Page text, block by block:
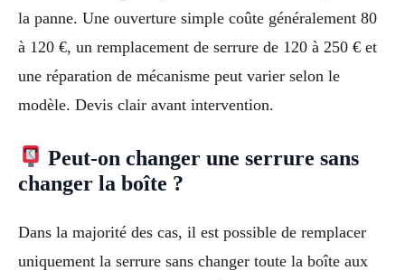
la panne. Une ouverture simple coûte généralement 80
à 120 €, un remplacement de serrure de 120 à 250 € et
une réparation de mécanisme peut varier selon le
modèle. Devis clair avant intervention.
Peut-on changer une serrure sans
changer la boîte ?
Dans la majorité des cas, il est possible de remplacer
uniquement la serrure sans changer toute la boîte aux